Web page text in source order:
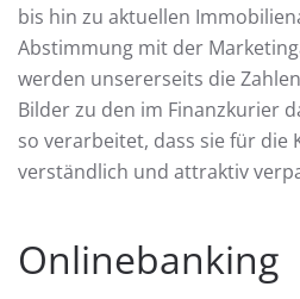
bis hin zu aktuellen
Abstimmung mit der
werden unsererseits die
Bilder zu den im Finanzkurier
so verarbeitet, dass sie für die
verständlich und attraktiv
Onlinebanking